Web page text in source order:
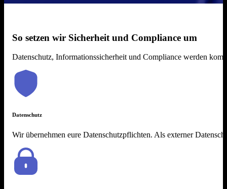
So setzen wir Sicherheit und Compliance um
Datenschutz, Informationssicherheit und Compliance werden
Datenschutz
Wir übernehmen eure Datenschutzpflichten. Als externer